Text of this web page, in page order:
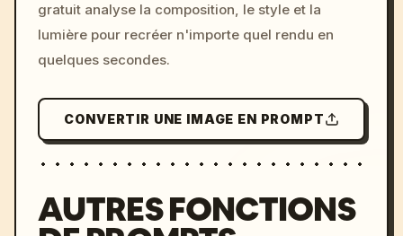
gratuit analyse la composition, le style et la
lumière pour recréer n'importe quel rendu en
quelques secondes.
CONVERTIR UNE IMAGE EN PROMPT
AUTRES FONCTIONS